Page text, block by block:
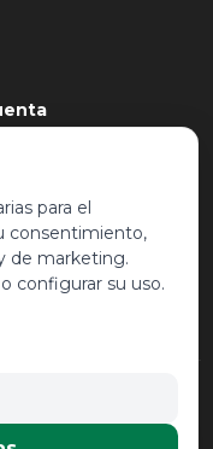
deseos
derechos reservados |
para el
consentimiento,
de marketing.
configurar su uso.